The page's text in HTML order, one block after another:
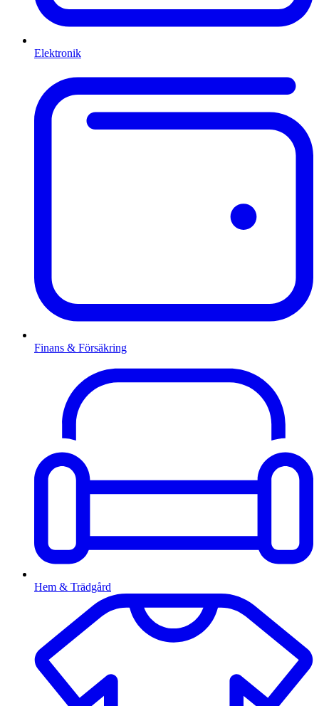
Elektronik
Finans & Försäkring
Hem & Trädgård